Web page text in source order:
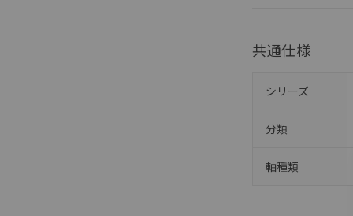
共通仕様
シリーズ
分類
軸種類
シリーズ
分類
軸種類